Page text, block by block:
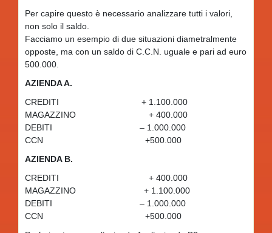
Per capire questo è necessario analizzare tutti i valori,
non solo il saldo.
Facciamo un esempio di due situazioni diametralmente
opposte, ma con un saldo di C.C.N. uguale e pari ad euro
500.000.
AZIENDA A.
CREDITI + 1.100.000
MAGAZZINO + 400.000
DEBITI – 1.000.000
CCN +500.000
AZIENDA B.
CREDITI + 400.000
MAGAZZINO + 1.100.000
DEBITI – 1.000.000
CCN +500.000